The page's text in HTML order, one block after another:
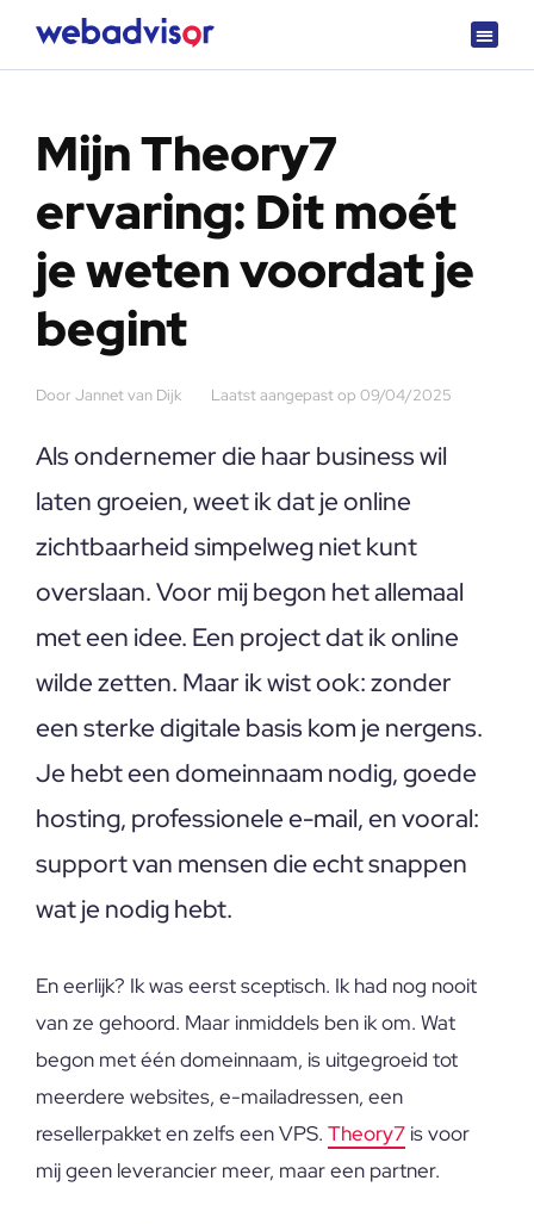
Mijn Theory7
ervaring: Dit moét
je weten voordat je
begint
Door Jannet van Dijk Laatst aangepast op 09/04/2025
Als ondernemer die haar business wil
laten groeien, weet ik dat je online
zichtbaarheid simpelweg niet kunt
overslaan. Voor mij begon het allemaal
met een idee. Een project dat ik online
wilde zetten. Maar ik wist ook: zonder
een sterke digitale basis kom je nergens.
Je hebt een domeinnaam nodig, goede
hosting, professionele e-mail, en vooral:
support van mensen die echt snappen
wat je nodig hebt.
En eerlijk? Ik was eerst sceptisch. Ik had nog nooit
van ze gehoord. Maar inmiddels ben ik om. Wat
begon met één domeinnaam, is uitgegroeid tot
meerdere websites, e-mailadressen, een
resellerpakket en zelfs een VPS. Theory7 is voor
mij geen leverancier meer, maar een partner.